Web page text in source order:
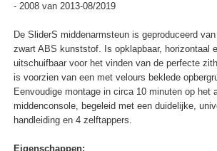
- 2008 van 2013-08/2019
De SliderS middenarmsteun is geproduceerd
zwart ABS kunststof. Is opklapbaar, horizontaal
uitschuifbaar voor het vinden van de perfecte
is voorzien van een met velours beklede
Eenvoudige montage in circa 10 minuten op het
middenconsole, begeleid met een duidelijke,
handleiding en 4 zelftappers.
Eigenschappen: